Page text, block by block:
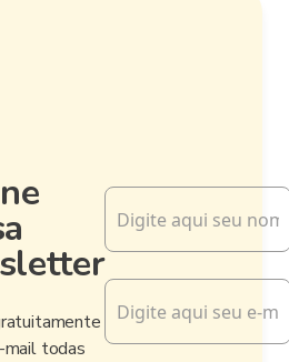
mail todas